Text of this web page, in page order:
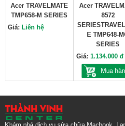
Acer TRAVELMATE
TMP658-M SERIES
Giá: Liên hệ
Acer
8572
E TMP648-
SERIES
Giá:1.134.000 đ
Mua